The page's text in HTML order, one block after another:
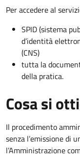
Per accedere al
SPID (sistema
d’identità
(CNS)
tutta la
della pratica.
Cosa si
Il procedimento
senza l’emissione di
l’Amministrazione